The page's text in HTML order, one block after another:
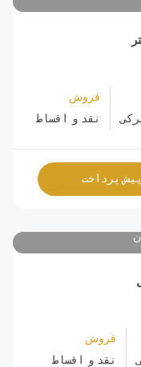
فروش
نقد و اقساط
پرداخت
فروش
نقد و اقساط